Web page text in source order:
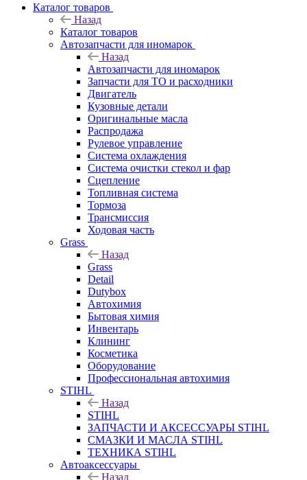
Каталог товаров
Назад
Каталог товаров
Автозапчасти для иномарок
Назад
Автозапчасти для иномарок
Запчасти для ТО и расходники
Двигатель
Кузовные детали
Оригинальные масла
Распродажа
Рулевое управление
Система охлаждения
Система очистки стекол и фар
Сцепление
Топливная система
Тормоза
Трансмиссия
Ходовая часть
Grass
Назад
Grass
Detail
Dutybox
Автохимия
Бытовая химия
Инвентарь
Клининг
Косметика
Оборудование
Профессиональная автохимия
STIHL
Назад
STIHL
ЗАПЧАСТИ И АКСЕССУАРЫ STIHL
СМАЗКИ И МАСЛА STIHL
ТЕХНИКА STIHL
Автоаксессуары
Назад